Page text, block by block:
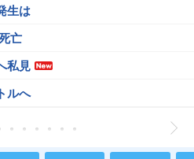
生は
亡
私見
ルへ